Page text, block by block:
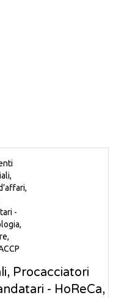
Procacciatori
- HoReCa,